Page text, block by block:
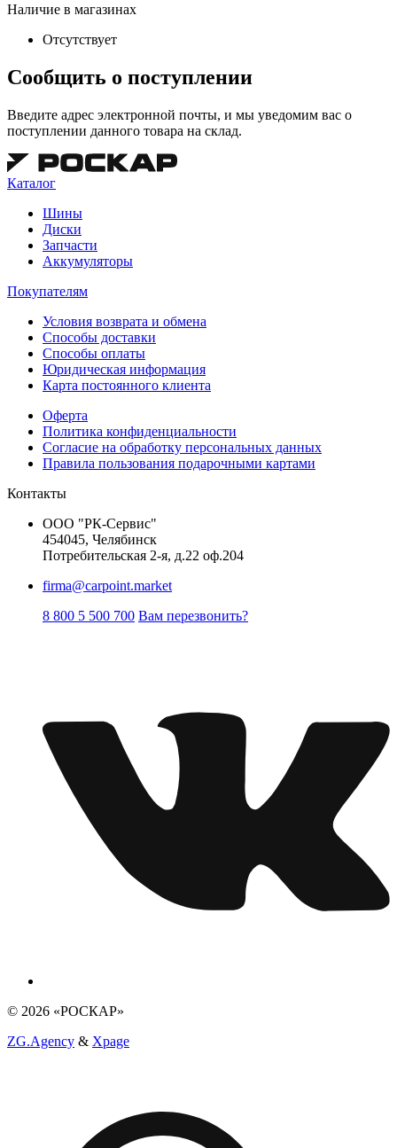
Наличие в магазинах
Отсутствует
Сообщить о поступлении
Введите адрес электронной почты, и мы уведомим вас о
поступлении данного товара на склад.
Каталог
Шины
Диски
Запчасти
Аккумуляторы
Покупателям
Условия возврата и обмена
Способы доставки
Способы оплаты
Юридическая информация
Карта постоянного клиента
Оферта
Политика конфиденциальности
Согласие на обработку персональных данных
Правила пользования подарочными картами
Контакты
ООО "РК-Сервис"
454045, Челябинск
Потребительская 2-я, д.22 оф.204
firma@carpoint.market
8 800 5 500 700 Вам перезвонить?
© 2026 «РОСКАР»
ZG.Agency & Xpage